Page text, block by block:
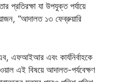
প্রতিরক্ষা যা উপযুক্ত পর্যায়ে
“আদালত ১৩ ফেব্রুয়ারি
এফআইআর এবং কার্যনির্বাহকে
এই বিষয়ে আদালত-পর্যবেক্ষণ